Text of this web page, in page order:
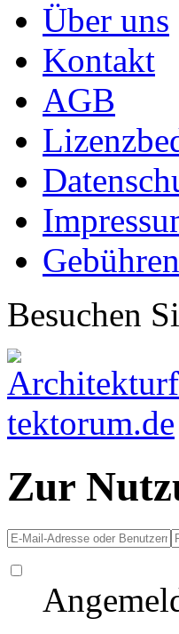
Über uns
Kontakt
AGB
Besuchen
Zur